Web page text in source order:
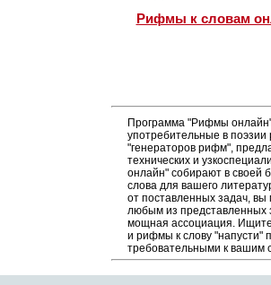
Рифмы к словам
Программа "Рифмы
употребительные в
"генераторов рифм",
технических и
онлайн" собирают в своей
слова для вашего
от поставленных задач,
любым из
мощная ассоциация. Ищите
и рифмы к слову "напусти"
требовательными к вашим